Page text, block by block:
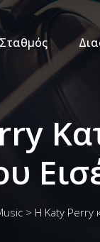
> H Katy Perry